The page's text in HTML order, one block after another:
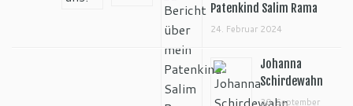
Patenkind Salim Rama
24. Februar 2024
Johanna
Schirdewahn
30. September